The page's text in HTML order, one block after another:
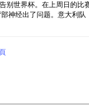
别世界杯。在上周日的比
神经出了问题。意大利队